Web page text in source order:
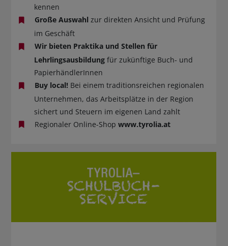
kennen
Große Auswahlzur direkten Ansicht und Prüfung
im Geschäft
Wir bieten Praktika und Stellen für
Lehrlingsausbildung für zukünftige Buch- und
PapierhändlerInnen
Buy local! Bei einem traditionsreichen regionalen
Unternehmen, das Arbeitsplätze in der Region
sichert und Steuern im eigenen Land zahlt
Regionaler Online-Shopwww.tyrolia.at